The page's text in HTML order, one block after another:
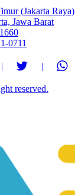
(Jakarta Raya)
Jawa Barat
0711
reserved.